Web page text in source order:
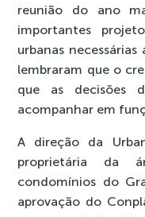
reunião do ano
importantes
urbanas
lembraram que o
que as decisões
acompanhar em
A direção da
proprietária da
condomínios do
aprovação do